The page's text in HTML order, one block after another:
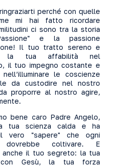
perché con quelle
mi hai fatto ricordare
ci sono tra la storia
e la passione
Il tuo tratto sereno e
la tua affabilità nel
il tuo impegno costante e
le coscienze
da custodire nel nostro
proporre al nostro agire,
bene caro Padre Angelo,
tua scienza calda e ha
vero "sapere" che ogni
dovrebbe coltivare. E
anche il tuo segreto: la tua
con Gesù, la tua forza